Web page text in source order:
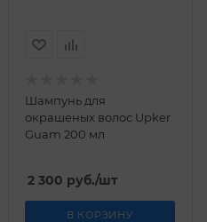
Шампунь для
окрашеных волос Upker
Guam 200 мл
2 300 руб./шт
В КОРЗИНУ